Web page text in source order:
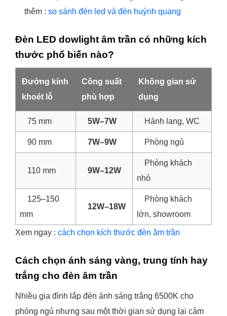
thêm : so sánh đèn led và đèn huỳnh quang
Đèn LED dowlight âm trần có những kích
thước phổ biến nào?
Đường kính
khoét lỗ
Công suất
phù hợp
Không gian sử
dụng
75 mm 5W–7W Hành lang, WC
90 mm 7W–9W Phòng ngủ
110 mm 9W–12W
Phòng khách
nhỏ
125–150
mm
12W–18W
Phòng khách
lớn, showroom
Xem ngay : cách chọn kích thước đèn âm trần
Cách chọn ánh sáng vàng, trung tính hay
trắng cho đèn âm trần
Nhiều gia đình lắp đèn ánh sáng trắng 6500K cho
phòng ngủ nhưng sau một thời gian sử dụng lại cảm